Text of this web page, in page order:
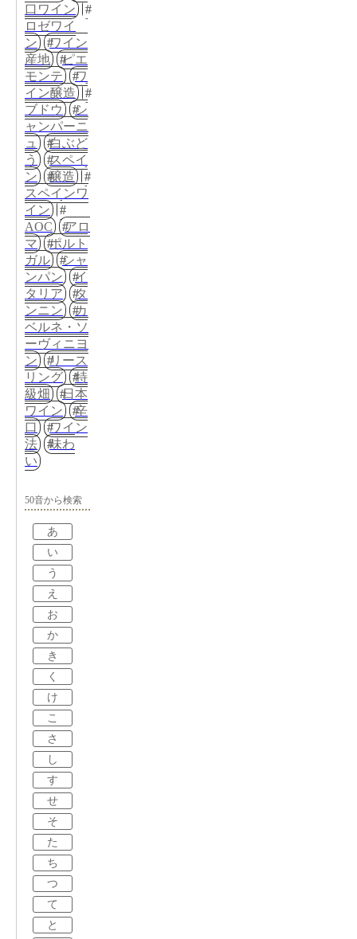
口ワイン
ロゼワイ
ン
ワイン
産地
ピエ
モンテ
ワ
イン醸造
ブドウ
シ
ャンパーニ
ュ
白ぶど
う
スペイ
ン
醸造
スペインワ
イン
AOC
アロ
マ
ポルト
ガル
シャ
ンパン
イ
タリア
タ
ンニン
カ
ベルネ・ソ
ーヴィニヨ
ン
リース
リング
特
級畑
日本
ワイン
辛
口
ワイン
法
味わ
い
50音から検索
あ
い
う
え
お
か
き
く
け
こ
さ
し
す
せ
そ
た
ち
つ
て
と